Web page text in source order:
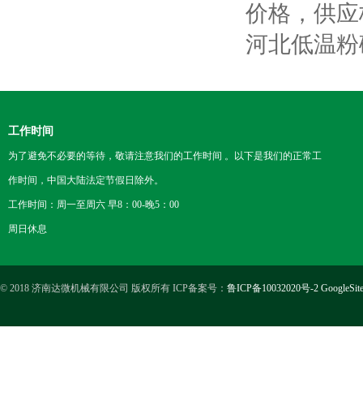
价格，供
河北低温
工作时间
为了避免不必要的等待，敬请注意我们的工作时间 。以下是我们的正常工
作时间，中国大陆法定节假日除外。
工作时间：周一至周六 早8：00-晚5：00
周日休息
© 2018 济南达微机械有限公司 版权所有 ICP备案号： 鲁ICP备10032020号-2